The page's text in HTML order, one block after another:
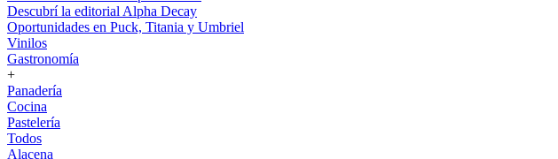
Descubrí la editorial Alpha Decay
Oportunidades en Puck, Titania y Umbriel
Vinilos
Gastronomía
+
Panadería
Cocina
Pastelería
Todos
Alacena